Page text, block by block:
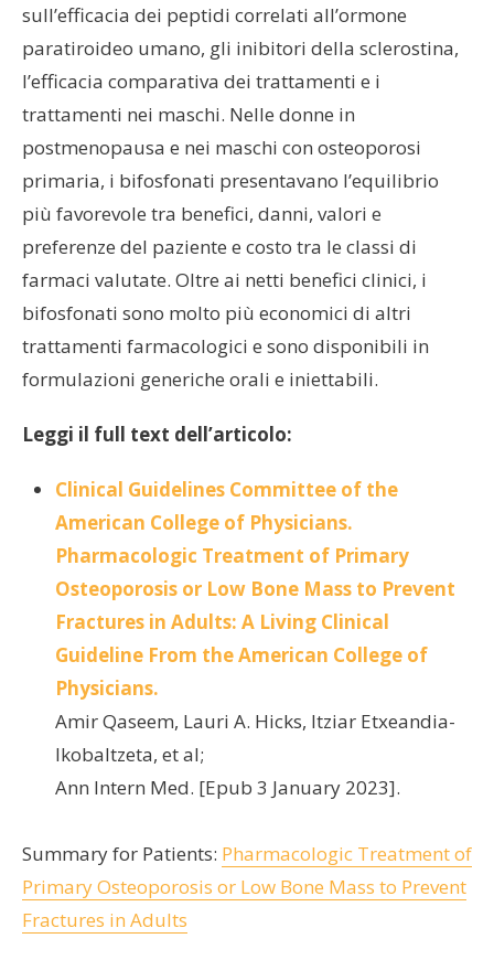
sull’efficacia dei peptidi correlati all’ormone
paratiroideo umano, gli inibitori della sclerostina,
l’efficacia comparativa dei trattamenti e i
trattamenti nei maschi. Nelle donne in
postmenopausa e nei maschi con osteoporosi
primaria, i bifosfonati presentavano l’equilibrio
più favorevole tra benefici, danni, valori e
preferenze del paziente e costo tra le classi di
farmaci valutate. Oltre ai netti benefici clinici, i
bifosfonati sono molto più economici di altri
trattamenti farmacologici e sono disponibili in
formulazioni generiche orali e iniettabili.
Leggi il full text dell’articolo:
Clinical Guidelines Committee of the
American College of Physicians.
Pharmacologic Treatment of Primary
Osteoporosis or Low Bone Mass to Prevent
Fractures in Adults: A Living Clinical
Guideline From the American College of
Physicians.
Amir Qaseem, Lauri A. Hicks, Itziar Etxeandia-
Ikobaltzeta, et al;
Ann Intern Med. [Epub 3 January 2023].
Summary for Patients: Pharmacologic Treatment of
Primary Osteoporosis or Low Bone Mass to Prevent
Fractures in Adults